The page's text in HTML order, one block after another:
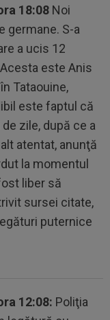
18:08 Noi
germane. S-a
a ucis 12
este Anis
Tataouine,
este faptul că
zile, după ce a
atentat, anunţă
la momentul
liber să
sursei citate,
puternice
12:08: Poliţia